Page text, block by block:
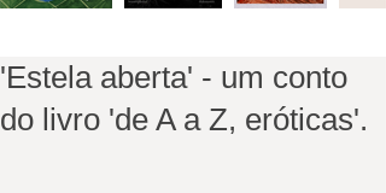
'Estela aberta' - um conto
do livro 'de A a Z, eróticas'.